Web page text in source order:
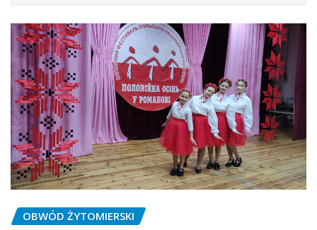
OBWÓD ŻYTOMIERSKI